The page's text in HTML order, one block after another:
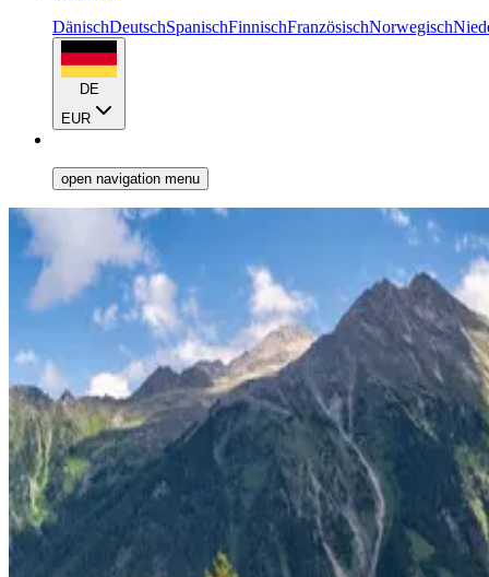
DänischDeutschSpanischFinnischFranzösischNorwegisch
DE
EUR
open navigation menu